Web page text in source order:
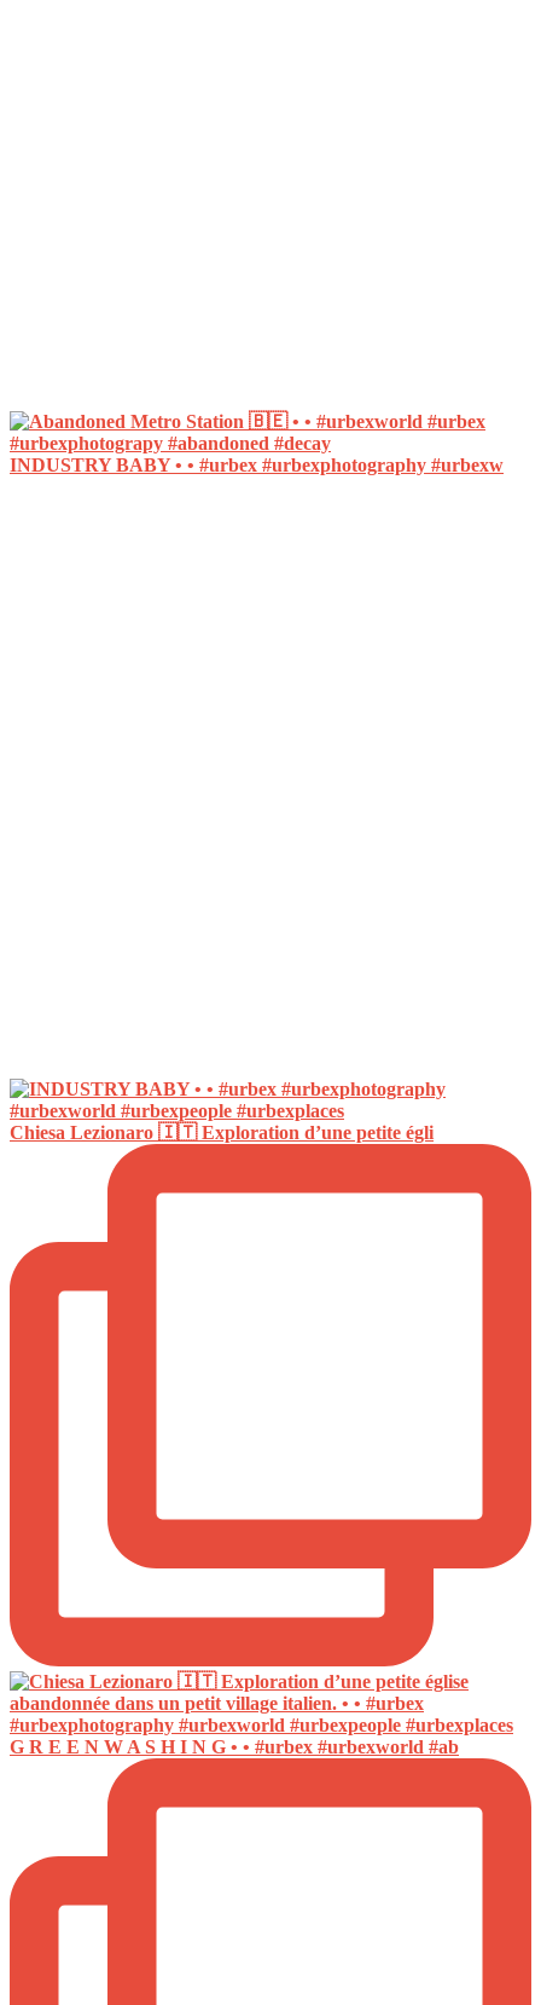
INDUSTRY BABY • • #urbex #urbexphotography #urbexw
Chiesa Lezionaro 🇮🇹 Exploration d’une petite égli
G R E E N W A S H I N G • • #urbex #urbexworld #ab